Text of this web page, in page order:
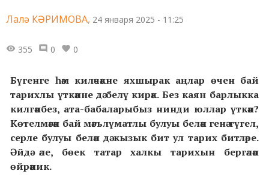
Лалә КӘРИМОВА, 24 января 2025 - 11:25
355 0 0
Бүгенге һәм киләчәкне яхшырак аңлар өчен бай
тарихлы үткәнне дә белү кирәк. Без каян барлыкка
килгәнбез, ата-бабаларыбыз нинди юллар үткән?
Көтелмәгән бай мәгълүматлы булуы белән генә түгел,
серле булуы белән дә кызык бит ул тарих битләре.
Әйдә әле, бөек татар халкы тарихын бергәләп
өйрәник.